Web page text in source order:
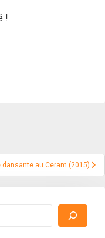
!
dansante au Ceram (2015)